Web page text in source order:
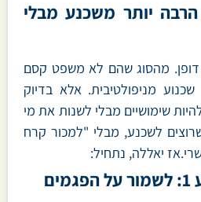
יותר משכנע מבלי
דופן. מהסוג שהם לא משפט קסם
מניפולטיבית. אלא בדיוק
שימושיים מבלי לשנות את מי
לשכנע, מבלי "למכור קרח
יאללה, נתחיל: